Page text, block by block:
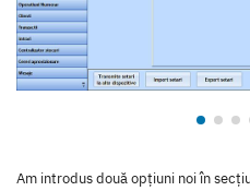
Am introdus două opțiuni noi în